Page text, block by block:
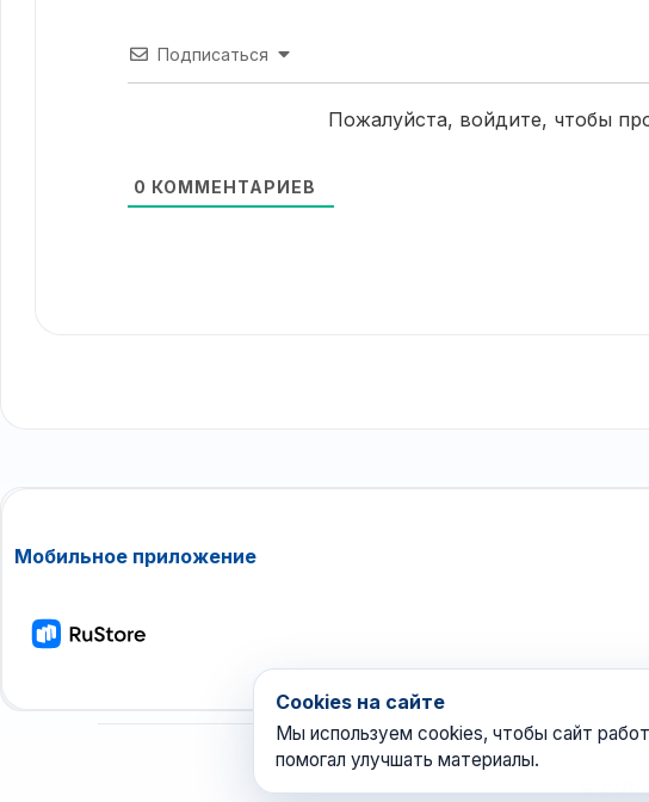
Подписаться
Пожалуйста, войдите, чтобы
0 КОММЕНТАРИЕВ
Мобильное приложение
Cookies на сайте
Мы используем cookies, чтобы сайт
помогал улучшать материалы.